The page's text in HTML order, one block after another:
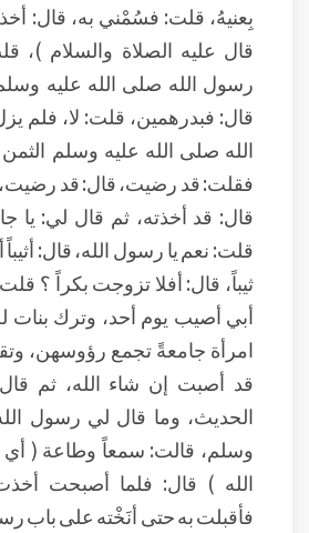
بِعنيهُ، قلت: فسُمْني به، قال:
قال عليه الصلاة والسلام )،
رسول الله صلى الله عليه
قال: فبدرهمين، قلت: لا، فلم
الله صلى الله عليه وسلم الثمن
فقلت: قد رضيت، قال: قد
قال: قد أخذته، ثم قال لي: يا
قلت: نعم يا رسول الله، قال:
ثيباً، قال: أفلا تزوجت بكراً ؟
أبي أصيب يوم أحد، وترك بنات
امرأة جامعةً تجمع رؤوسهن،
قد أصبت إن شاء الله، ثم
الحديث، وما قال لي رسول
وسلم، قالت: سمعاً وطاعة (
الله ) قال: فلما أصبحت
فأقبلت به حتى أنَخْته على باب